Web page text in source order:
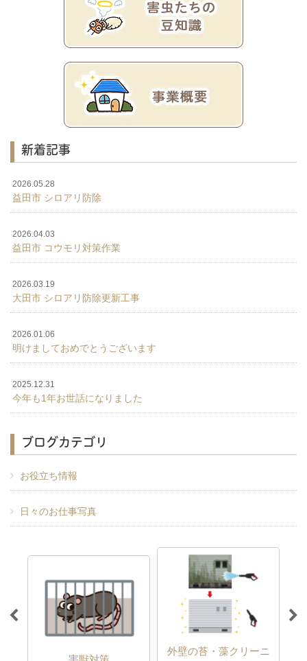
新着記事
2026.05.28
益田市 シロアリ防除
2026.04.03
益田市 コウモリ対策作業
2026.03.19
大田市 シロアリ防除更新工事
2026.01.06
明けましておめでとうございます
2025.12.31
今年も1年お世話になりました
ブログカテゴリ
お役立ち情報
日々のお仕事写真
外壁の苔・藻クリーニ